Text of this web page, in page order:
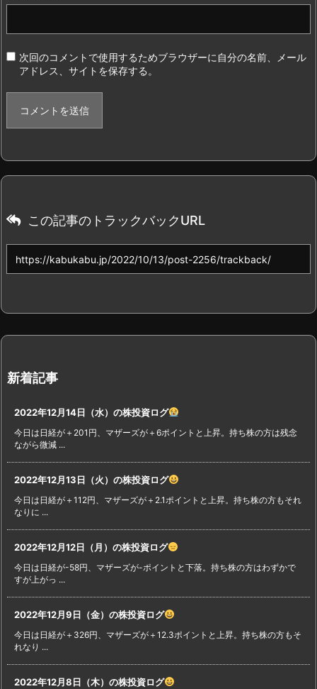
次回のコメントで使用するためブラウザーに自分の名前、メール
アドレス、サイトを保存する。
この記事のトラックバックURL
新着記事
2022年12月14日（水）の株投資ログ
今日は日経が＋201円、マザーズが＋6ポイントと上昇。持ち株の方は残念
ながら微減 ...
2022年12月13日（火）の株投資ログ
今日は日経が＋112円、マザーズが＋2.1ポイントと上昇。持ち株の方もそれ
なりに ...
2022年12月12日（月）の株投資ログ
今日は日経が-58円、マザーズが-ポイントと下落。持ち株の方はわずかで
すが上がっ ...
2022年12月9日（金）の株投資ログ
今日は日経が＋326円、マザーズが＋12.3ポイントと上昇。持ち株の方もそ
れなり ...
2022年12月8日（木）の株投資ログ